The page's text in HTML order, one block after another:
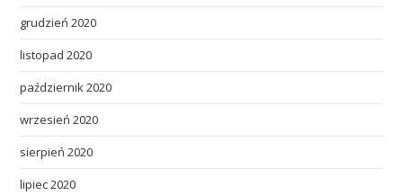
grudzień 2020
listopad 2020
październik 2020
wrzesień 2020
sierpień 2020
lipiec 2020